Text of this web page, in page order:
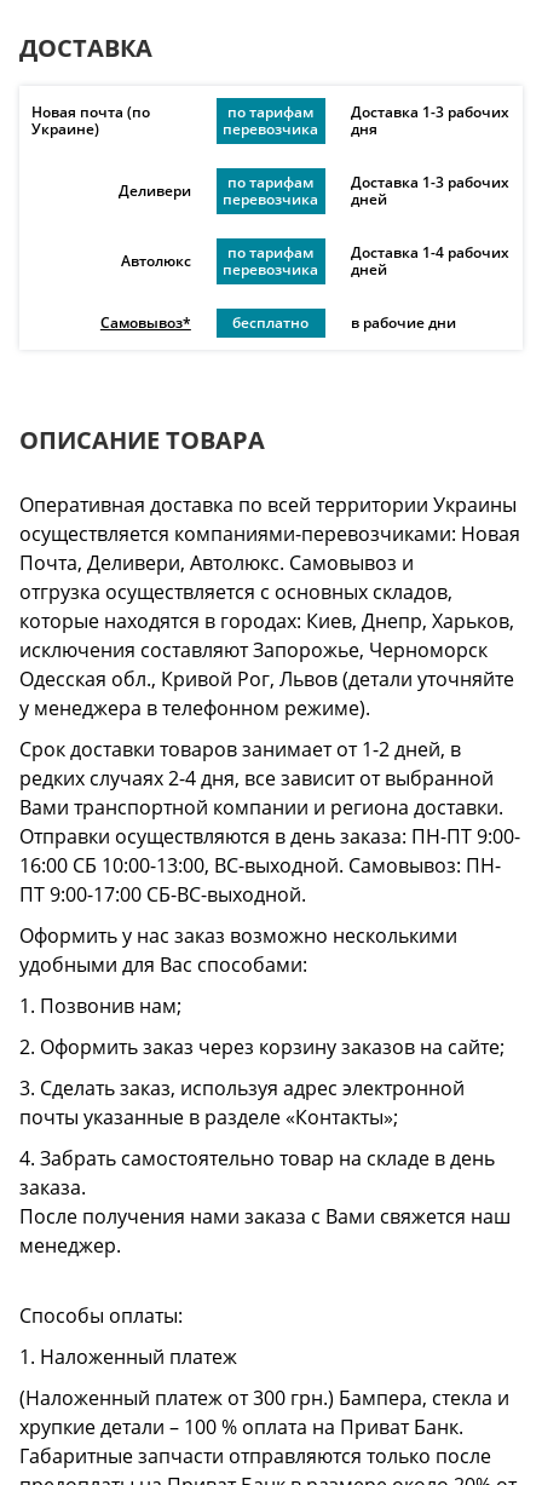
ДОСТАВКА
Новая почта (по
Украине)
по тарифам
перевозчика
Доставка 1-3 рабочих
дня
Деливери
по тарифам
перевозчика
Доставка 1-3 рабочих
дней
Автолюкс
по тарифам
перевозчика
Доставка 1-4 рабочих
дней
Самовывоз* бесплатно в рабочие дни
ОПИСАНИЕ ТОВАРА
Оперативная доставка по всей территории Украины
осуществляется компаниями-перевозчиками: Новая
Почта, Деливери, Автолюкс. Самовывоз и
отгрузка осуществляется с основных складов,
которые находятся в городах: Киев, Днепр, Харьков,
исключения составляют Запорожье, Черноморск
Одесская обл., Кривой Рог, Львов (детали уточняйте
у менеджера в телефонном режиме).
Срок доставки товаров занимает от 1-2 дней, в
редких случаях 2-4 дня, все зависит от выбранной
Вами транспортной компании и региона доставки.
Отправки осуществляются в день заказа: ПН-ПТ 9:00-
16:00 СБ 10:00-13:00, ВС-выходной. Самовывоз: ПН-
ПТ 9:00-17:00 СБ-ВС-выходной.
Оформить у нас заказ возможно несколькими
удобными для Вас способами:
1. Позвонив нам;
2. Оформить заказ через корзину заказов на сайте;
3. Сделать заказ, используя адрес электронной
почты указанные в разделе «Контакты»;
4. Забрать самостоятельно товар на складе в день
заказа.
После получения нами заказа с Вами свяжется наш
менеджер.
Способы оплаты:
1. Наложенный платеж
(Наложенный платеж от 300 грн.) Бампера, стекла и
хрупкие детали – 100 % оплата на Приват Банк.
Габаритные запчасти отправляются только после